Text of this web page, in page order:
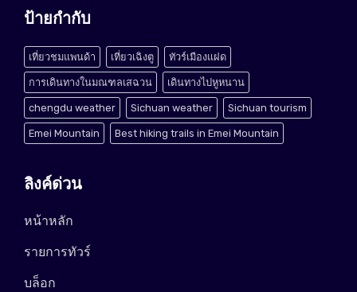
ป้ายกำกับ
เที่ยวชมแพนด้า เที่ยวเฉิงตู ทัวร์เมืองแฝด
การเดินทางในมณฑลเสฉวน เดินทางไปหูหนาน
chengdu weather Sichuan weather Sichuan tourism
Emei Mountain Best hiking trails in Emei Mountain
ลิงค์ด่วน
หน้าหลัก
รายการทัวร์
บล็อก